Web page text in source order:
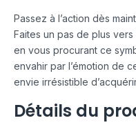
Passez à l’action dès
Faites un pas de plus
en vous procurant ce
envahir par l’émotion de
envie irrésistible
Détails du